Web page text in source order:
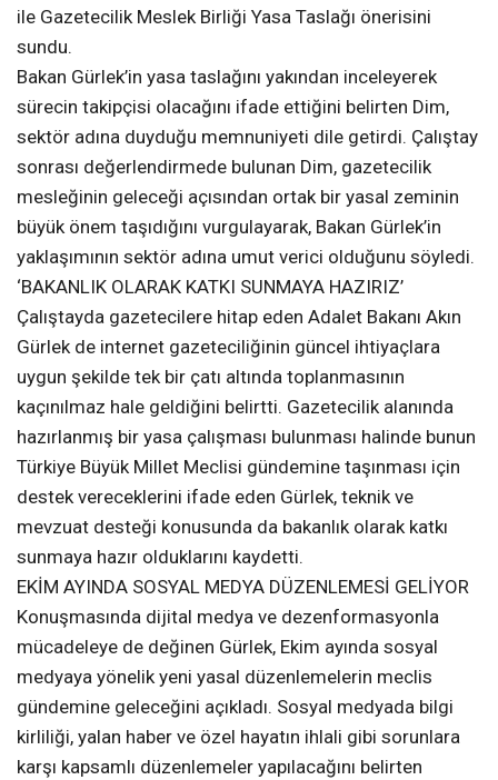
ile Gazetecilik Meslek Birliği Yasa Taslağı önerisini
sundu.
Bakan Gürlek’in yasa taslağını yakından inceleyerek
sürecin takipçisi olacağını ifade ettiğini belirten Dim,
sektör adına duyduğu memnuniyeti dile getirdi. Çalıştay
sonrası değerlendirmede bulunan Dim, gazetecilik
mesleğinin geleceği açısından ortak bir yasal zeminin
büyük önem taşıdığını vurgulayarak, Bakan Gürlek’in
yaklaşımının sektör adına umut verici olduğunu söyledi.
‘BAKANLIK OLARAK KATKI SUNMAYA HAZIRIZ’
Çalıştayda gazetecilere hitap eden Adalet Bakanı Akın
Gürlek de internet gazeteciliğinin güncel ihtiyaçlara
uygun şekilde tek bir çatı altında toplanmasının
kaçınılmaz hale geldiğini belirtti. Gazetecilik alanında
hazırlanmış bir yasa çalışması bulunması halinde bunun
Türkiye Büyük Millet Meclisi gündemine taşınması için
destek vereceklerini ifade eden Gürlek, teknik ve
mevzuat desteği konusunda da bakanlık olarak katkı
sunmaya hazır olduklarını kaydetti.
EKİM AYINDA SOSYAL MEDYA DÜZENLEMESİ GELİYOR
Konuşmasında dijital medya ve dezenformasyonla
mücadeleye de değinen Gürlek, Ekim ayında sosyal
medyaya yönelik yeni yasal düzenlemelerin meclis
gündemine geleceğini açıkladı. Sosyal medyada bilgi
kirliliği, yalan haber ve özel hayatın ihlali gibi sorunlara
karşı kapsamlı düzenlemeler yapılacağını belirten